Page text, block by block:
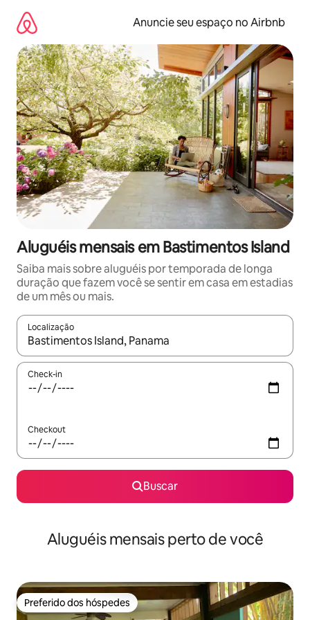
para
conteúdo
Anuncie seu espaço no Airbnb
Aluguéis mensais em Bastimentos Island
Saiba mais sobre aluguéis por temporada de longa
duração que fazem você se sentir em casa em estadias
de um mês ou mais.
Localização
Quando os resultados estiverem disponíveis, explore-os
Check-in
Checkout
Buscar
Aluguéis mensais perto de você
Preferido dos hóspedes
Preferido dos hóspedes